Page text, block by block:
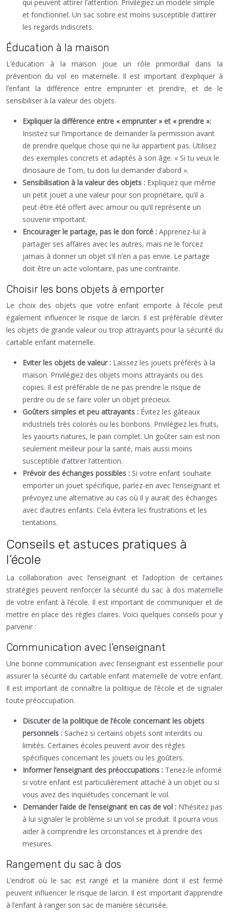
qui peuvent attirer l’attention. Privilégiez un modèle simple
et fonctionnel. Un sac sobre est moins susceptible d’attirer
les regards indiscrets.
Éducation à la maison
L’éducation à la maison joue un rôle primordial dans la
prévention du vol en maternelle. Il est important d’expliquer à
l’enfant la différence entre emprunter et prendre, et de le
sensibiliser à la valeur des objets.
Expliquer la différence entre « emprunter » et « prendre »:
Insistez sur l’importance de demander la permission avant
de prendre quelque chose qui ne lui appartient pas. Utilisez
des exemples concrets et adaptés à son âge. « Si tu veux le
dinosaure de Tom, tu dois lui demander d’abord ».
Sensibilisation à la valeur des objets : Expliquez que même
un petit jouet a une valeur pour son propriétaire, qu’il a
peut-être été offert avec amour ou qu’il représente un
souvenir important.
Encourager le partage, pas le don forcé : Apprenez-lui à
partager ses affaires avec les autres, mais ne le forcez
jamais à donner un objet s’il n’en a pas envie. Le partage
doit être un acte volontaire, pas une contrainte.
Choisir les bons objets à emporter
Le choix des objets que votre enfant emporte à l’école peut
également influencer le risque de larcin. Il est préférable d’éviter
les objets de grande valeur ou trop attrayants pour la sécurité du
cartable enfant maternelle.
Eviter les objets de valeur : Laissez les jouets préférés à la
maison. Privilégiez des objets moins attrayants ou des
copies. Il est préférable de ne pas prendre le risque de
perdre ou de se faire voler un objet précieux.
Goûters simples et peu attrayants : Évitez les gâteaux
industriels très colorés ou les bonbons. Privilégiez les fruits,
les yaourts natures, le pain complet. Un goûter sain est non
seulement meilleur pour la santé, mais aussi moins
susceptible d’attirer l’attention.
Prévoir des échanges possibles : Si votre enfant souhaite
emporter un jouet spécifique, parlez-en avec l’enseignant et
prévoyez une alternative au cas où il y aurait des échanges
avec d’autres enfants. Cela évitera les frustrations et les
tentations.
Conseils et astuces pratiques à
l’école
La collaboration avec l’enseignant et l’adoption de certaines
stratégies peuvent renforcer la sécurité du sac à dos maternelle
de votre enfant à l’école. Il est important de communiquer et de
mettre en place des règles claires. Voici quelques conseils pour y
parvenir :
Communication avec l’enseignant
Une bonne communication avec l’enseignant est essentielle pour
assurer la sécurité du cartable enfant maternelle de votre enfant.
Il est important de connaître la politique de l’école et de signaler
toute préoccupation.
Discuter de la politique de l’école concernant les objets
personnels : Sachez si certains objets sont interdits ou
limités. Certaines écoles peuvent avoir des règles
spécifiques concernant les jouets ou les goûters.
Informer l’enseignant des préoccupations : Tenez-le informé
si votre enfant est particulièrement attaché à un objet ou si
vous avez des inquiétudes concernant le vol.
Demander l’aide de l’enseignant en cas de vol : N’hésitez pas
à lui signaler le problème si un vol se produit. Il pourra vous
aider à comprendre les circonstances et à prendre des
mesures.
Rangement du sac à dos
L’endroit où le sac est rangé et la manière dont il est fermé
peuvent influencer le risque de larcin. Il est important d’apprendre
à l’enfant à ranger son sac de manière sécurisée.